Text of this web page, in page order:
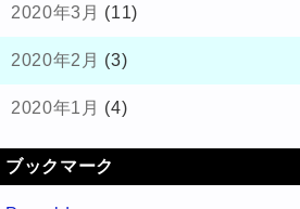
2020年3月 (11)
2020年2月 (3)
2020年1月 (4)
ブックマーク